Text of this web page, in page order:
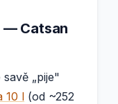
— Catsan
„pije"
10 l (od ~252